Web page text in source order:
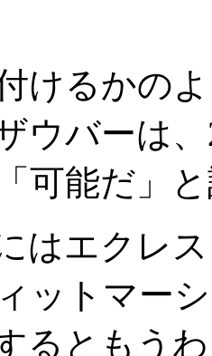
けるかの
ウバーは
可能だ」
はエクレ
ットマー
るともう